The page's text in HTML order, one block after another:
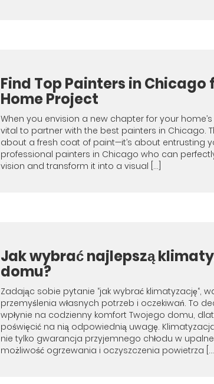
Find Top Painters in Chicago
Home Project
When you envision a new chapter for your home’s
vital to partner with the best painters in Chicago.
about a fresh coat of paint—it’s about entrusting
professional painters in Chicago who can
vision and transform it into a visual […]
Jak wybrać najlepszą
domu?
Zadając sobie pytanie “jak wybrać klimatyzację“,
przemyślenia własnych potrzeb i oczekiwań. To
wpłynie na codzienny komfort Twojego domu,
poświęcić na nią odpowiednią uwagę.
nie tylko gwarancja przyjemnego chłodu w
możliwość ogrzewania i oczyszczenia powietrza […]